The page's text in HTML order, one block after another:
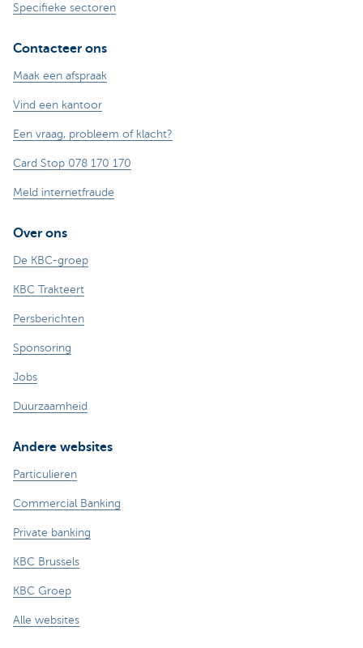
Specifieke sectoren
Contacteer ons
Maak een afspraak
Vind een kantoor
Een vraag, probleem of klacht?
Card Stop 078 170 170
Meld internetfraude
Over ons
De KBC-groep
KBC Trakteert
Persberichten
Sponsoring
Jobs
Duurzaamheid
Andere websites
Particulieren
Commercial Banking
Private banking
KBC Brussels
KBC Groep
Alle websites